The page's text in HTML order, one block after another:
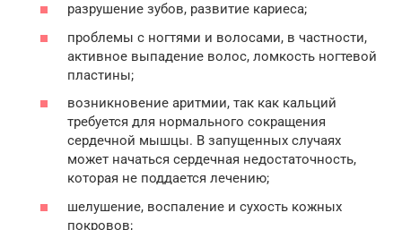
разрушение зубов, развитие кариеса;
проблемы с ногтями и волосами, в частности,
активное выпадение волос, ломкость ногтевой
пластины;
возникновение аритмии, так как кальций
требуется для нормального сокращения
сердечной мышцы. В запущенных случаях
может начаться сердечная недостаточность,
которая не поддается лечению;
шелушение, воспаление и сухость кожных
покровов;